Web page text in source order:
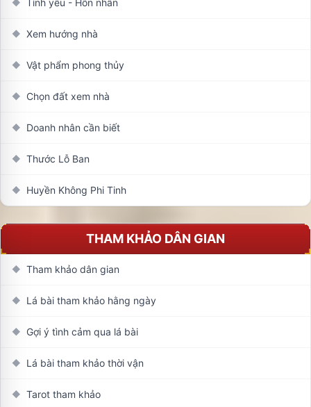
◆ Tình yêu - Hôn nhân
◆ Xem hướng nhà
◆ Vật phẩm phong thủy
◆ Chọn đất xem nhà
◆ Doanh nhân cần biết
◆ Thước Lỗ Ban
◆ Huyền Không Phi Tinh
THAM KHẢO DÂN GIAN
◆ Tham khảo dân gian
◆ Lá bài tham khảo hằng ngày
◆ Gợi ý tình cảm qua lá bài
◆ Lá bài tham khảo thời vận
◆ Tarot tham khảo